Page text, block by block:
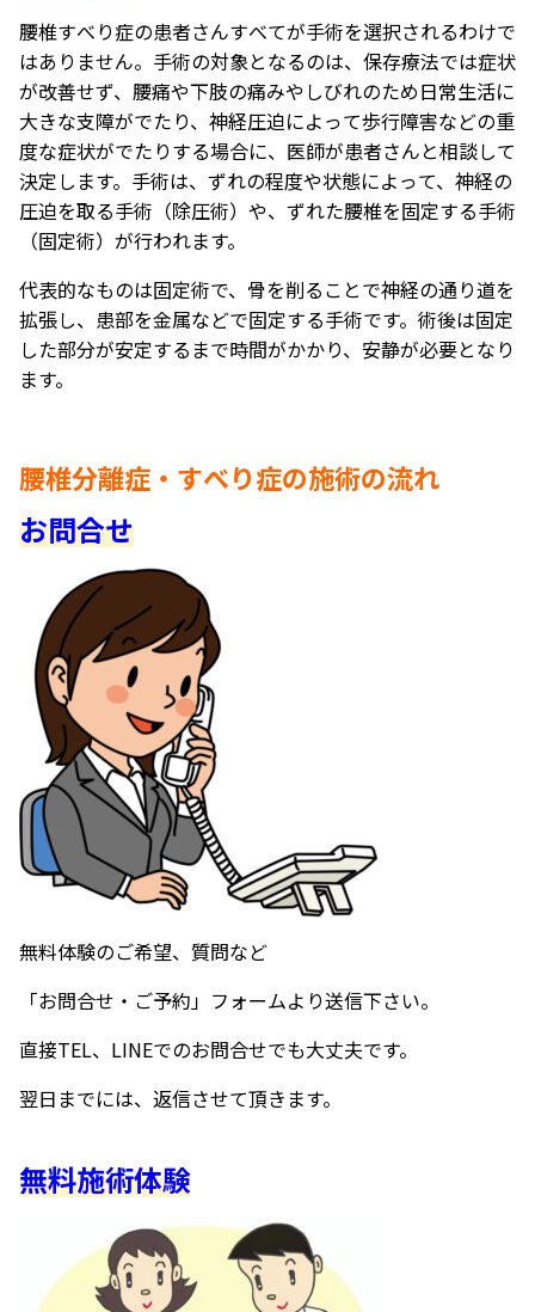
腰椎すべり症の患者さんすべてが手術を選択されるわけで
はありません。手術の対象となるのは、保存療法では症状
が改善せず、腰痛や下肢の痛みやしびれのため日常生活に
大きな支障がでたり、神経圧迫によって歩行障害などの重
度な症状がでたりする場合に、医師が患者さんと相談して
決定します。手術は、ずれの程度や状態によって、神経の
圧迫を取る手術（除圧術）や、ずれた腰椎を固定する手術
（固定術）が行われます。
代表的なものは固定術で、骨を削ることで神経の通り道を
拡張し、患部を金属などで固定する手術です。術後は固定
した部分が安定するまで時間がかかり、安静が必要となり
ます。
腰椎分離症・すべり症の施術の流れ
お問合せ
無料体験のご希望、質問など
「お問合せ・ご予約」フォームより送信下さい。
直接TEL、LINEでのお問合せでも大丈夫です。
翌日までには、返信させて頂きます。
無料施術体験